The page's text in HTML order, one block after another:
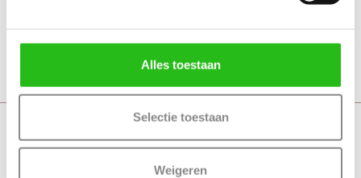
Alles toestaan
Selectie toestaan
Weigeren
5 werkdagen Vanaf € 335,-
Bekijk
CanDo PNL1 2B03 Satijn glas
MDF binnendeur